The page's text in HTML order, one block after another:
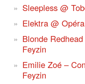
Sleepless @
Elektra @
Blonde
Feyzin
Emilie Zoé –
Feyzin